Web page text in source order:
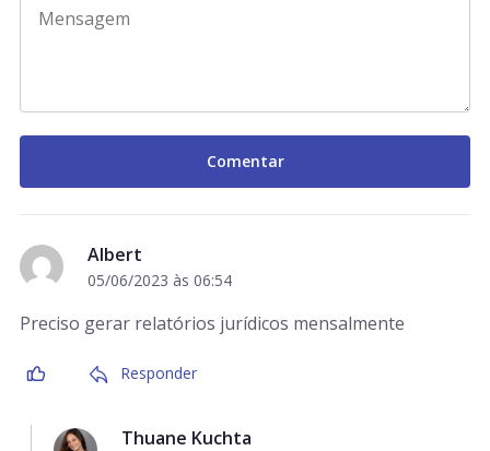
Albert
05/06/2023 às 06:54
Preciso gerar relatórios jurídicos mensalmente
Responder
Thuane Kuchta